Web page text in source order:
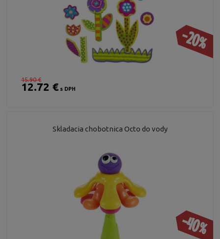
-20%
15.90 €
12.72 €s DPH
-40%
Skladacia chobotnica Octo do vody